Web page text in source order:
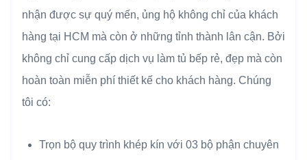
nhận được sự quý mến, ủng hộ không chỉ của khách
hàng tại HCM mà còn ở những tỉnh thành lân cận. Bởi
không chỉ cung cấp dịch vụ làm tủ bếp rẻ, đẹp mà còn
hoàn toàn miễn phí thiết kế cho khách hàng. Chúng
tôi có:
Trọn bộ quy trình khép kín với 03 bộ phận chuyên